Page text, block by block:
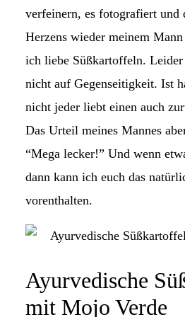
verfeinern, es fotografiert und
Herzens wieder meinem
ich liebe Süßkartoffeln. Leider
nicht auf Gegenseitigkeit. Ist
nicht jeder liebt einen auch
Das Urteil meines Mannes
“Mega lecker!” Und wenn
dann kann ich euch das
vorenthalten.
Ayurvedische
mit Mojo Verde